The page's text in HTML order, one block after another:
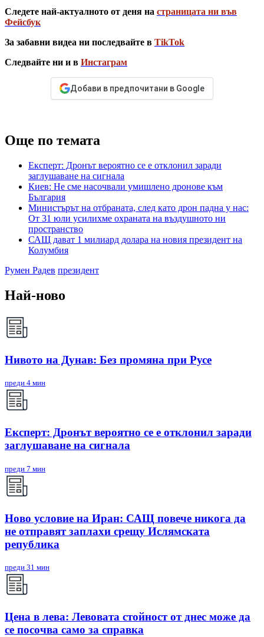
Следете най-актуалното от деня на страницата ни във
Фейсбук
За забавни видеа ни последвайте в TikTok
Следвайте ни и в Инстаграм
Добави в предпочитани в Google
Още по темата
Експерт: Дронът вероятно се е отклонил заради
заглушаване на сигнала
Киев: Не сме насочвали умишлено дронове към
България
Министърът на отбраната, след като дрон падна у нас:
От 31 юли усилихме охраната на въздушното ни
пространство
САЩ дават 1 милиард долара на новия президент на
Колумбия
Румен Радев президент
Най-ново
Нивото на Дунав: Без промяна при Русе
преди 4 мин
Експерт: Дронът вероятно се е отклонил заради
заглушаване на сигнала
преди 7 мин
Ново условие на Иран: САЩ повече никога да
не отправят заплахи срещу Ислямската
република
преди 31 мин
Цена в лева: Левовата стойност от днес може да
се посочва само за справка